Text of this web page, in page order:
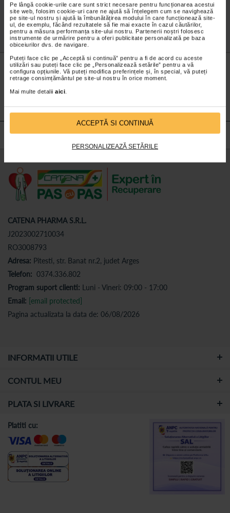
Pe lângă cookie-urile care sunt strict necesare pentru funcționarea acestui
site web, folosim cookie-uri care ne ajută să înțelegem cum se navighează
pe site-ul nostru și ajută la îmbunătățirea modului în care funcționează site-
ul, de exemplu, făcând rezultatele să fie mai exacte în cazul căutărilor,
pentru a măsura performanța site-ului nostru. Partenerii noștri folosesc
instrumente de urmărire pentru a oferi publicitate personalizată pe baza
obiceiurilor dvs. de navigare.
Puteți face clic pe „Acceptă si continuă” pentru a fi de acord cu aceste
utilizări sau puteți face clic pe „Personalizează setările” pentru a vă
configura opțiunile. Vă puteți modifica preferințele și, în special, vă puteți
retrage consimțământul pe site-ul nostru în orice moment.
Mai multe detalii aici.
ACCEPTĂ SI CONTINUĂ
PERSONALIZEAZĂ SETĂRILE
Nu lăsa niciunpreț micneobservat.
Abonează-tela newsletter-ul nostru!
CATENA PHARMA S.R.L.
J2023002710034
RO3008793
Adresa: Pitesti, str. Banat nr.2, judet Arges
Telefon: 0374.336.802
Program suport clienti: Luni - Vineri: 09:00 - 17:00
Email: [email protected]
Pagina actualizata la data de: 06/08/2026
INFORMATII UTILE
CONTUL MEU
PLATA SI LIVRARE
Platiti cu: